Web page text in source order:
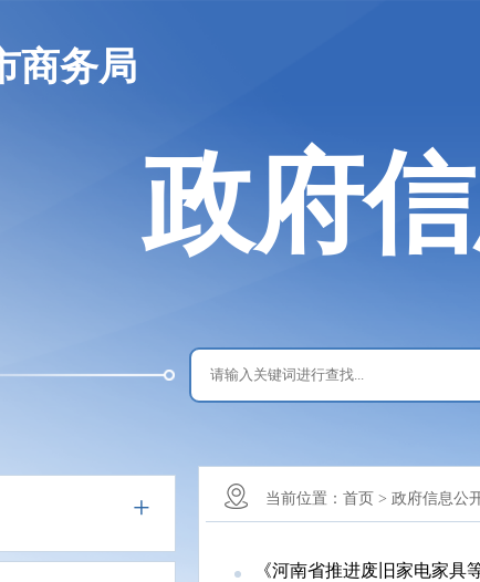
商务局
政府
+ 当前位置： 首页 > 政府信息公
《河南省推进废旧家电家具等 再